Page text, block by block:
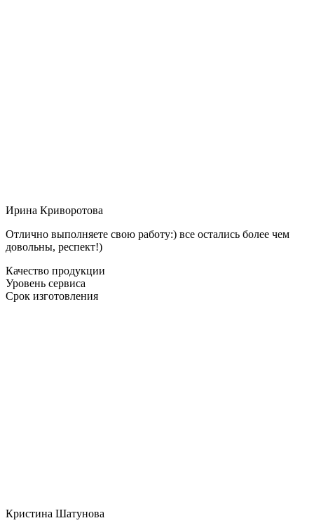
Ирина Криворотова
Отлично выполняете свою работу:) все остались более чем
довольны, респект!)
Качество продукции
Уровень сервиса
Срок изготовления
Кристина Шатунова